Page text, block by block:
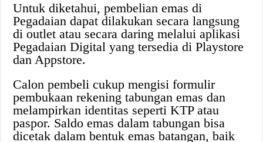
Untuk diketahui, pembelian emas di
Pegadaian dapat dilakukan secara langsung
di outlet atau secara daring melalui aplikasi
Pegadaian Digital yang tersedia di Playstore
dan Appstore.
Calon pembeli cukup mengisi formulir
pembukaan rekening tabungan emas dan
melampirkan identitas seperti KTP atau
paspor. Saldo emas dalam tabungan bisa
dicetak dalam bentuk emas batangan, baik